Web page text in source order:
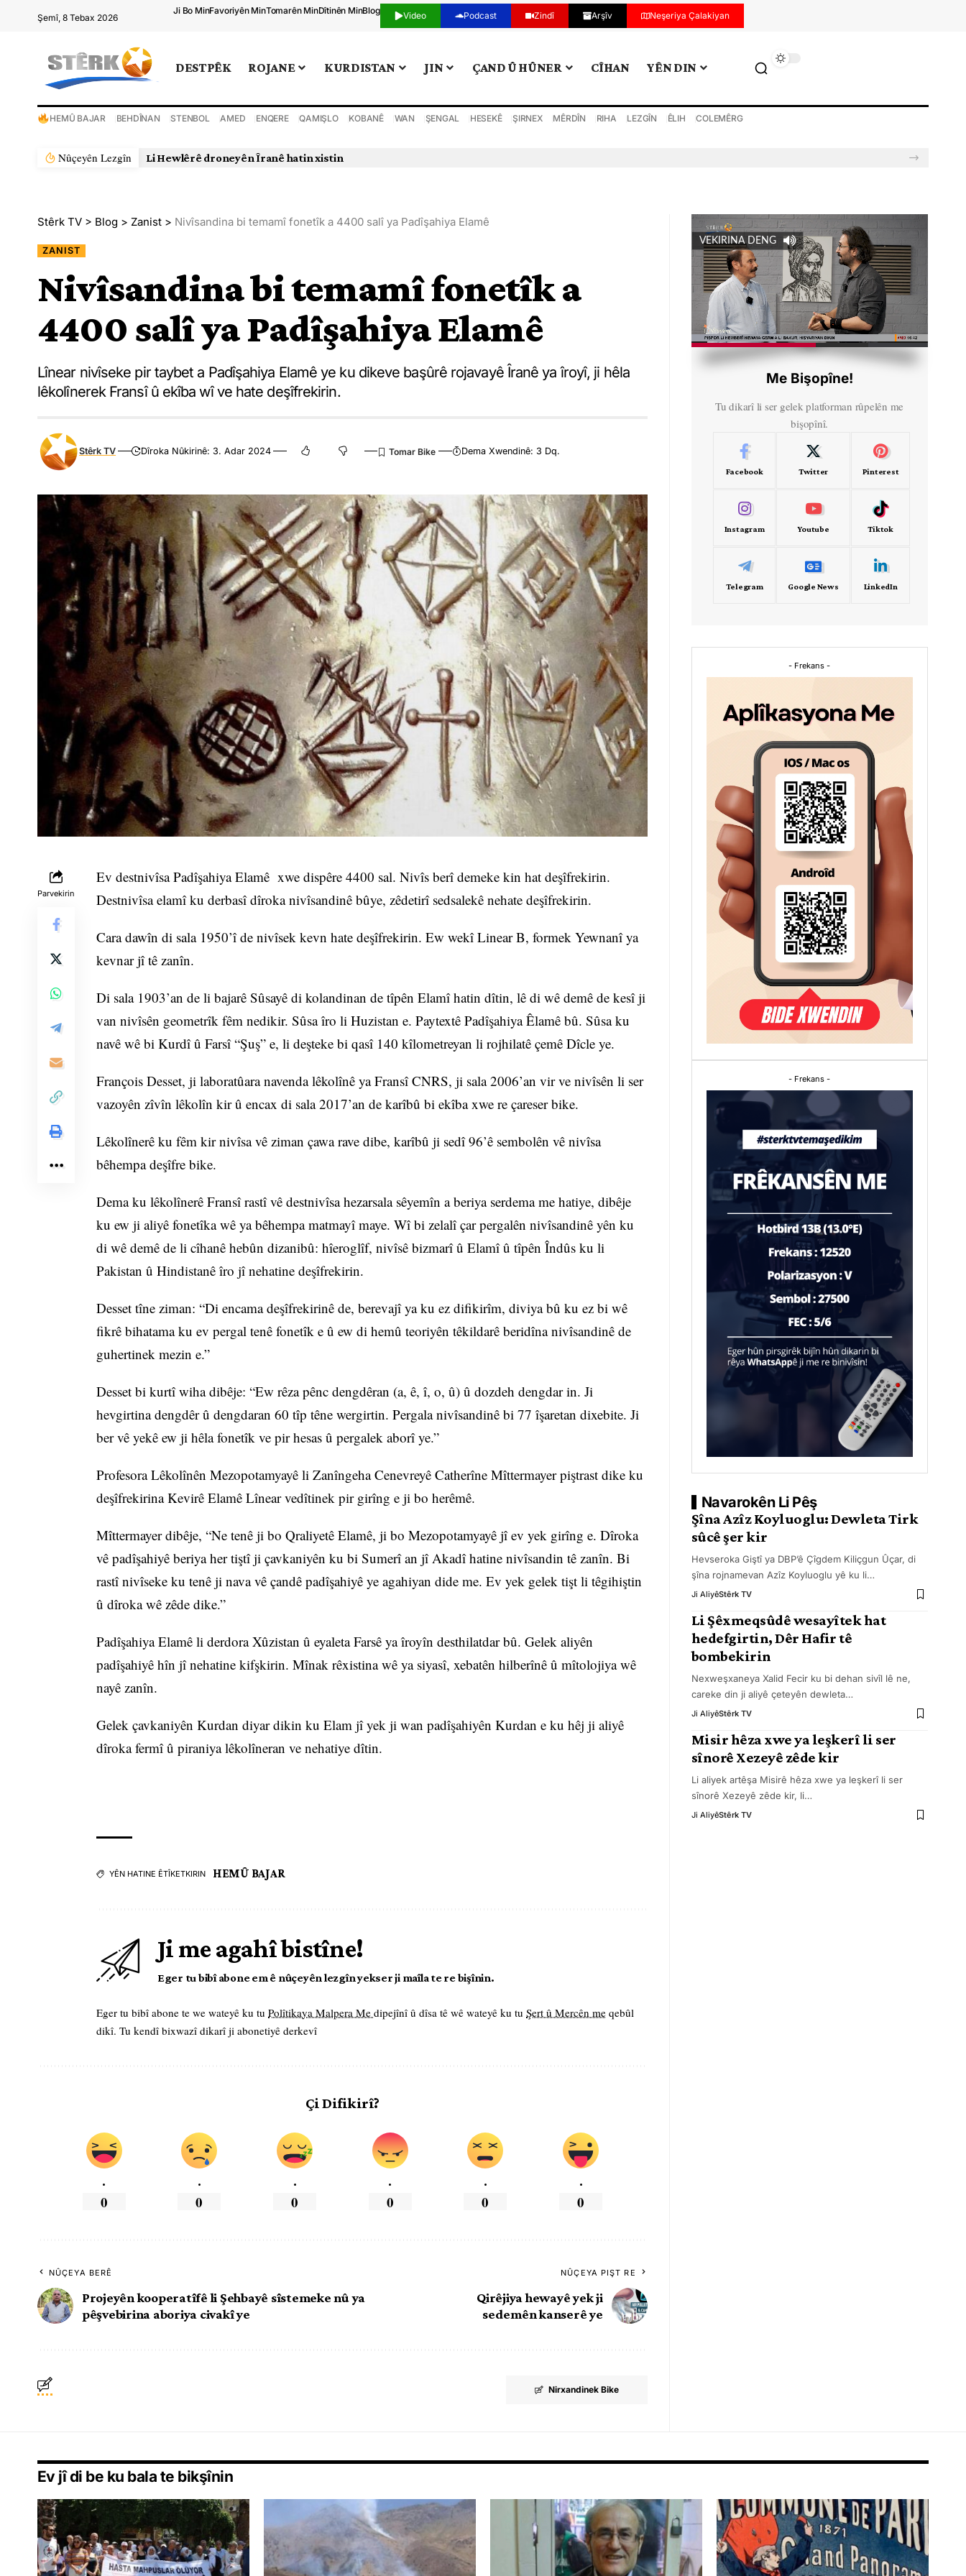
Şemî, 8 Tebax 2026
Ji Bo MinFavoriyên MinTomarên MinDîtinên MinBlog Video Podcast Zindî Arşîv Neşeriya Çalakiyan
DESTPÊK ROJANE KURDISTAN JIN ÇAND Û HÛNER CÎHAN YÊN DIN
HEMÛ BAJAR BEHDÎNAN STENBOL AMED ENQERE QAMIŞLO KOBANÊ WAN ŞENGAL HESEKÊ ŞIRNEX MÊRDÎN RIHA LEZGÎN ÊLIH COLEMÊRG
Nûçeyên Lezgîn Li Hewlêrê droneyên Îranê hatin xistin
Stêrk TV > Blog > Zanist > Nivîsandina bi temamî fonetîk a 4400 salî ya Padîşahiya Elamê
ZANIST
Nivîsandina bi temamî fonetîk a
4400 salî ya Padîşahiya Elamê
Lînear nivîseke pir taybet a Padîşahiya Elamê ye ku dikeve başûrê rojavayê Îranê ya îroyî, ji hêla
lêkolînerek Fransî û ekîba wî ve hate deşîfrekirin.
Stêrk TV Dîroka Nûkirinê: 3. Adar 2024 Dema Xwendinê: 3 Dq.
Parvekirin
Ev destnivîsa Padîşahiya Elamê xwe dispêre 4400 sal. Nivîs berî demeke kin hat deşîfrekirin.
Destnivîsa elamî ku derbasî dîroka nivîsandinê bûye, zêdetirî sedsalekê nehate deşîfrekirin.
Cara dawîn di sala 1950’î de nivîsek kevn hate deşîfrekirin. Ew wekî Linear B, formek Yewnanî ya
kevnar jî tê zanîn.
Di sala 1903’an de li bajarê Sûsayê di kolandinan de tîpên Elamî hatin dîtin, lê di wê demê de kesî ji
van nivîsên geometrîk fêm nedikir. Sûsa îro li Huzistan e. Paytextê Padîşahiya Êlamê bû. Sûsa ku
navê wê bi Kurdî û Farsî “Şuş” e, li deşteke bi qasî 140 kîlometreyan li rojhilatê çemê Dîcle ye.
François Desset, ji laboratûara navenda lêkolînê ya Fransî CNRS, ji sala 2006’an vir ve nivîsên li ser
vazoyên zîvîn lêkolîn kir û encax di sala 2017’an de karîbû bi ekîba xwe re çareser bike.
Lêkolînerê ku fêm kir nivîsa vê ziman çawa rave dibe, karîbû ji sedî 96’ê sembolên vê nivîsa
bêhempa deşîfre bike.
Dema ku lêkolînerê Fransî rastî vê destnivîsa hezarsala sêyemîn a beriya serdema me hatiye, dibêje
ku ew ji aliyê fonetîka wê ya bêhempa matmayî maye. Wî bi zelalî çar pergalên nivîsandinê yên ku
di wê demê de li cîhanê hebûn dizanibû: hîeroglîf, nivîsê bizmarî û Elamî û tîpên Îndûs ku li
Pakistan û Hindistanê îro jî nehatine deşîfrekirin.
Desset tîne ziman: “Di encama deşîfrekirinê de, berevajî ya ku ez difikirîm, diviya bû ku ez bi wê
fikrê bihatama ku ev pergal tenê fonetîk e û ew di hemû teoriyên têkildarê beridîna nivîsandinê de
guhertinek mezin e.”
Desset bi kurtî wiha dibêje: “Ew rêza pênc dengdêran (a, ê, î, o, û) û dozdeh dengdar in. Ji
hevgirtina dengdêr û dengdaran 60 tîp têne wergirtin. Pergala nivîsandinê bi 77 îşaretan dixebite. Ji
ber vê yekê ew ji hêla fonetîk ve pir hesas û pergalek aborî ye.”
Profesora Lêkolînên Mezopotamyayê li Zanîngeha Cenevreyê Catherîne Mîttermayer piştrast dike ku
deşîfrekirina Kevirê Elamê Lînear vedîtinek pir girîng e ji bo herêmê.
Mîttermayer dibêje, “Ne tenê ji bo Qraliyetê Elamê, ji bo Mezopotamyayê jî ev yek girîng e. Dîroka
vê padîşahiyê beriya her tiştî ji çavkaniyên ku bi Sumerî an jî Akadî hatine nivîsandin tê zanîn. Bi
rastî nivîseke ku tenê ji nava vê çandê padîşahiyê ye agahiyan dide me. Ev yek gelek tişt li têgihiştin
û dîroka wê zêde dike.”
Padîşahiya Elamê li derdora Xûzistan û eyaleta Farsê ya îroyîn desthilatdar bû. Gelek aliyên
padîşahiyê hîn jî nehatine kifşkirin. Mînak rêxistina wê ya siyasî, xebatên hilberînê û mîtolojiya wê
nayê zanîn.
Gelek çavkaniyên Kurdan diyar dikin ku Elam jî yek ji wan padîşahiyên Kurdan e ku hêj ji aliyê
dîroka fermî û piraniya lêkolîneran ve nehatiye dîtin.
YÊN HATINE ÊTÎKETKIRIN HEMÛ BAJAR
Ji me agahî bistîne!
Eger tu bibî abone em ê nûçeyên lezgîn yekser ji maîla te re bişînin.
Eger tu bibî abone te we wateyê ku tu Polîtikaya Malpera Me dipejînî û dîsa tê wê wateyê ku tu Şert û Mercên me qebûl
dikî. Tu kendî bixwazî dikarî ji abonetiyê derkevî
Çi Difikirî?
.
0
.
0
.
0
.
0
.
0
.
0
NÛÇEYA BERÊ
Projeyên kooperatîfê li Şehbayê sîstemeke nû ya
pêşvebirina aboriya civakî ye
NÛÇEYA PIŞT RE
Qirêjiya hewayê yek ji
sedemên kanserê ye
Nirxandinek Bike
VEKIRINA DENG
Me Bişopîne!
Tu dikarî li ser gelek platforman rûpelên me
bişopînî.
Facebook Twitter Pinterest
Instagram Youtube Tiktok
Telegram Google News LinkedIn
- Frekans -
- Frekans -
Navarokên Li Pêş
Şîna Azîz Koyluoglu: Dewleta Tirk
sûcê şer kir
Hevseroka Giştî ya DBP’ê Çîgdem Kiliçgun Ûçar, di
şîna rojnamevan Azîz Koyluoglu yê ku li…
Ji AliyêStêrk TV
Li Şêxmeqsûdê wesayîtek hat
hedefgirtin, Dêr Hafir tê
bombekirin
Nexweşxaneya Xalid Fecir ku bi dehan sivîl lê ne,
careke din ji aliyê çeteyên dewleta…
Ji AliyêStêrk TV
Misir hêza xwe ya leşkerî li ser
sînorê Xezeyê zêde kir
Li aliyek artêşa Misirê hêza xwe ya leşkerî li ser
sînorê Xezeyê zêde kir, li…
Ji AliyêStêrk TV
Ev jî di be ku bala te bikşînin